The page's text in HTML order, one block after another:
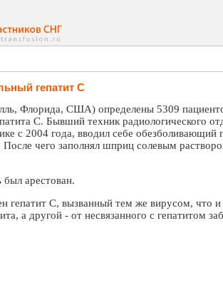
гепатит С
Флорида, США) определены 5309
С. Бывший техник радиологического
с 2004 года, вводил себе обезболивающий
чего заполнял шприц солевым
арестован.
гепатит С, вызванный тем же вирусом, что
а другой - от несвязанного с гепатитом